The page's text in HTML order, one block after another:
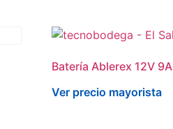
Batería Ablerex 12V
Ver precio mayorista